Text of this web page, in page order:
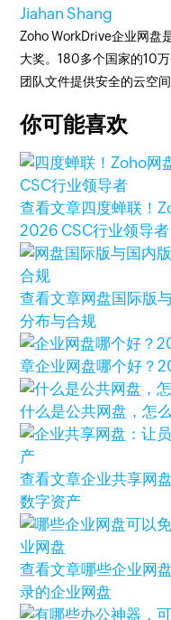
Jiahan Shang
Zoho WorkDrive企业网盘
大奖。180多个国家的10
团队文件提供安全的云空
你可能喜欢
查看文章四度蝉联！
2026 CSC行业领导者
查看文章网盘国际版
分布与合规
章企业网盘哪个好？
什么是公共网盘，怎
查看文章企业共享网
数字资产
查看文章哪些企业网
录的企业网盘